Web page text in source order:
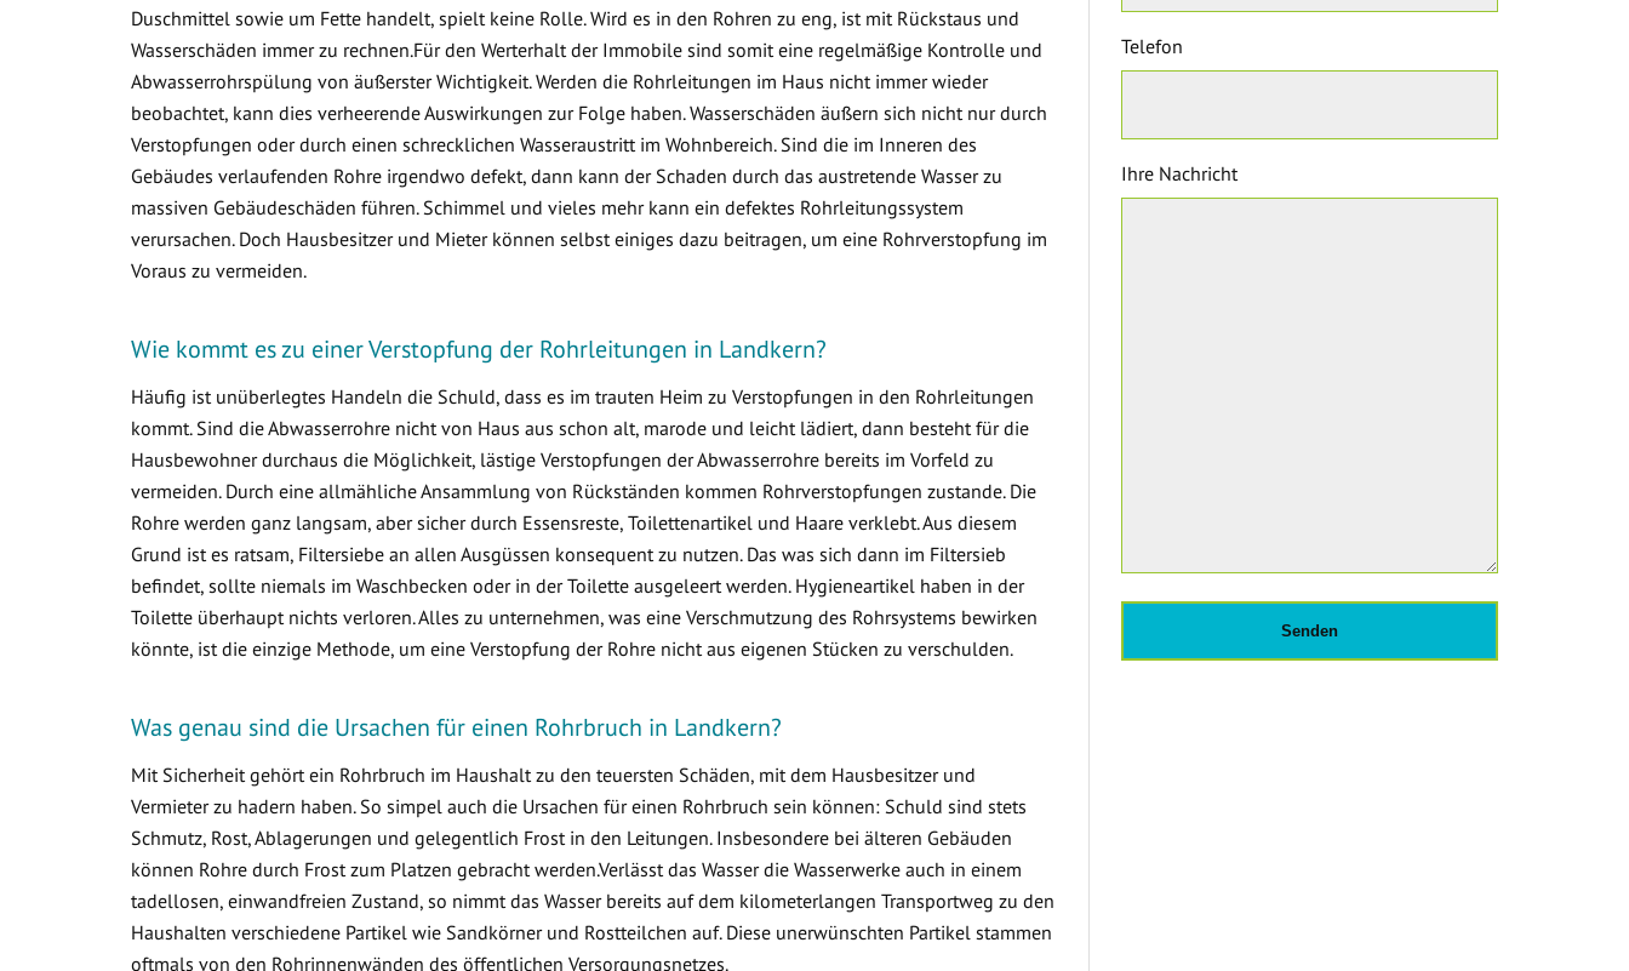
Duschmittel sowie um Fette handelt, spielt keine Rolle. Wird es in den Rohren zu eng, ist mit Rückstaus und
Wasserschäden immer zu rechnen.Für den Werterhalt der Immobile sind somit eine regelmäßige Kontrolle und
Abwasserrohrspülung von äußerster Wichtigkeit. Werden die Rohrleitungen im Haus nicht immer wieder
beobachtet, kann dies verheerende Auswirkungen zur Folge haben. Wasserschäden äußern sich nicht nur durch
Verstopfungen oder durch einen schrecklichen Wasseraustritt im Wohnbereich. Sind die im Inneren des
Gebäudes verlaufenden Rohre irgendwo defekt, dann kann der Schaden durch das austretende Wasser zu
massiven Gebäudeschäden führen. Schimmel und vieles mehr kann ein defektes Rohrleitungssystem
verursachen. Doch Hausbesitzer und Mieter können selbst einiges dazu beitragen, um eine Rohrverstopfung im
Voraus zu vermeiden.
Wie kommt es zu einer Verstopfung der Rohrleitungen in Landkern?
Häufig ist unüberlegtes Handeln die Schuld, dass es im trauten Heim zu Verstopfungen in den Rohrleitungen
kommt. Sind die Abwasserrohre nicht von Haus aus schon alt, marode und leicht lädiert, dann besteht für die
Hausbewohner durchaus die Möglichkeit, lästige Verstopfungen der Abwasserrohre bereits im Vorfeld zu
vermeiden. Durch eine allmähliche Ansammlung von Rückständen kommen Rohrverstopfungen zustande. Die
Rohre werden ganz langsam, aber sicher durch Essensreste, Toilettenartikel und Haare verklebt. Aus diesem
Grund ist es ratsam, Filtersiebe an allen Ausgüssen konsequent zu nutzen. Das was sich dann im Filtersieb
befindet, sollte niemals im Waschbecken oder in der Toilette ausgeleert werden. Hygieneartikel haben in der
Toilette überhaupt nichts verloren. Alles zu unternehmen, was eine Verschmutzung des Rohrsystems bewirken
könnte, ist die einzige Methode, um eine Verstopfung der Rohre nicht aus eigenen Stücken zu verschulden.
Was genau sind die Ursachen für einen Rohrbruch in Landkern?
Mit Sicherheit gehört ein Rohrbruch im Haushalt zu den teuersten Schäden, mit dem Hausbesitzer und
Vermieter zu hadern haben. So simpel auch die Ursachen für einen Rohrbruch sein können: Schuld sind stets
Schmutz, Rost, Ablagerungen und gelegentlich Frost in den Leitungen. Insbesondere bei älteren Gebäuden
können Rohre durch Frost zum Platzen gebracht werden.Verlässt das Wasser die Wasserwerke auch in einem
tadellosen, einwandfreien Zustand, so nimmt das Wasser bereits auf dem kilometerlangen Transportweg zu den
Haushalten verschiedene Partikel wie Sandkörner und Rostteilchen auf. Diese unerwünschten Partikel stammen
oftmals von den Rohrinnenwänden des öffentlichen Versorgungsnetzes.
Telefon
Ihre Nachricht